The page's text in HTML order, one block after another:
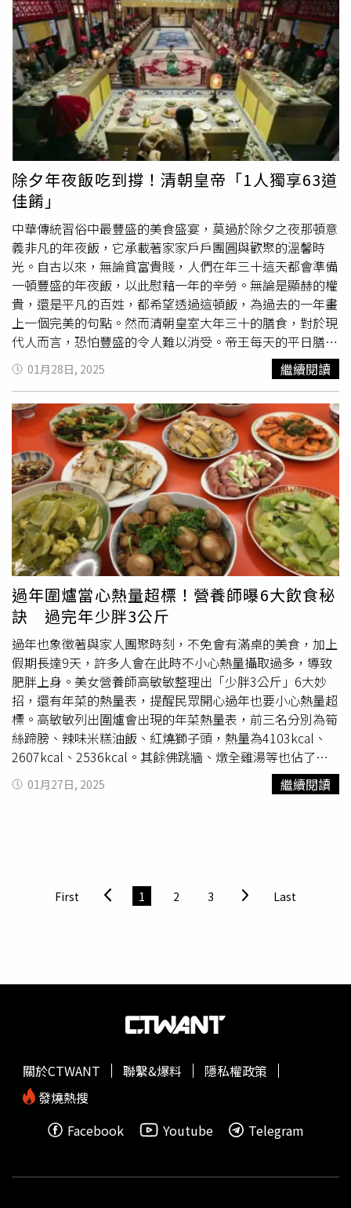
廚阿文共同研發「泰北坡肉」，融入南薑、香茅等香料，顛
覆大家對德州烤肉的傳統印象。軟嫩且有炒糖醬色的「煙燻
豬五花（西坡肉）」（左，400元）也做成「bark.Q控肉
飯」（200元）於台中洲際棒球場推出。（圖／bark.Q提
供）bark.Q黑皮德州煙燻燒烤首間實體門市進駐台中洲際棒
球場，針對賽事觀眾需求推出限定餐點。像是以煙燻牛板腱
製作的「嫩肩牛肉漢堡」，可選擇單層或雙層肉，價格落在
300～399元，是初開幕最受歡迎的品項；另外還有「手撕
豬肉漢堡」、以煙燻豬五花結合紅蔥豬油拌飯的「bark.Q控
肉飯」，以及混合煙燻牛板腱（週末提供牛前胸）、煙燻手
撕豬肉、煙燻豬五花、涼拌生菜、醃漬洋蔥、經典BBQ醬等
組成的「bark.Q肉盤」，小份550元、大份800元，還預計
隨機推出200元以內的隱藏特餐。此外，品牌也與台中「鹽
與胡椒餐館」、「Pan Slut」、台北「Bar PUN」等餐廳與
酒吧進行聯名活動，各種聯名商品預計先在線上販售、再於
餐廳推出，讓來自不同地方的客群都能品嘗得到。現點現
做、煎至五分熟的「波麗路超厚牛排三明治」，即日起於每
天14：30～17：00限定推出。（580元，圖／波麗路提
供）另外台北最老牌西餐廳「波麗路」近期也將東京、曼谷
的打卡美食潮流帶進台北，特製研發出「超厚牛排三明
治」，相較於東京、曼谷多使用牛肋條，波麗路選用的是牛
排最嫩的菲力部位。特別的是，波麗路自創立以來所有牛排
都是原肉自行切割，超厚牛排三明治特地以片狀堆疊，讓入
口時更容易咬斷，咬下去的瞬間便有肉汁在口中綻放，側剖
面將近5公分厚，單手拿起時可感受到沉甸甸的手感。此
外，三明治還搭配波麗路師傅親自熬製的芒果牛排醬，鹹香
中帶點微甜，此醬汁也是90年前讓波麗路一舉成名的獨門醬
汁，透過新舊創意融合帶來味蕾驚喜。 ※飲酒過量，有害
健康，未滿18歲請勿飲酒
以豬油等配料拌炒後，再與鹹鴨蛋黃、香菇、栗子等內餡包
料，以竹葉包覆成粽，共同放入籠內小火蒸數十分鐘，讓葉
香、海味精華與軟糯香黏的糯米飯完美結合，每組售價
2,180元(6入)，帶來味覺上回味無窮的豪奢享受。創意素粽
健康新食尚 驚豔餡料超滿足「羊肚菌群菇素粽」嚴選營養
豐富且珍貴的羊肚菌，輔搭香氣濃郁的多種上選菇類，如猴
頭菇、洋菇、鴻喜菇、美白菇，以及栗子、菜脯、黃金蟲草
等食材包入粽葉後，再佐以慢火熬煮使糯米充分吸收菌菇精
華，呈現出層次豐富的滋味鮮美，口感Q彈飽滿，每一口皆
體驗到大自然的純粹饗宴，每組售價1,780元(6入)，適合素
食者與追求健康美味的饕客品味。桂圓高粱完美入粽 香甜
微醺挑逗味蕾喜愛傳統甜粽的民眾，更不能錯過圓山飯店首
次推出的「桂圓高粱酒香粽」。揉合早期兒時的零嘴與在地
酒，內餡散發出龍眼乾的煙燻、甘醇甜香，和陳年高粱的濃
郁酒香，焦糖及酒韻緩緩滲透至糯米及粽葉之中，入口溫潤
滑順，帶有淡雅酒香與桂圓蜜香，微醺中層層堆疊出豐富食
感，每一口皆是對味蕾的極致挑逗。每組售價1,380元(6
入)。今年端午節，團圓大吉，圓山大飯店準備五款風味獨
特，創意臺味的端午禮粽；秉持在地食材優先及國宴主廚職
人精神，每一款都代表著對傳統文化的傳承與創新嘗試。體
貼民眾對不同口味的需求，提供四種粽禮組合，滿足每位饕
客的心和胃。即日起至4月30日預購並完成付款，享早鳥88
折優惠，單筆消費4組以上，免費提供一處冷凍宅配服務；
並同步開放線上訂購，4月25日開始提供現場取貨及配送。
不論體面送禮或親友享用，現在就下訂，立即感受圓山「粽
情用心」的幸福好滋味。
述，他的兩個孩子在擁擠的車廂走道上突然表示很想上廁
所，起初還能安撫他們「快到了」，但孩子們最終還是憋不
住並嚎啕大哭。呂醫師與妻子只好一人抱起一個孩子，穿越
擠滿乘客的車廂，他形容這段路程是「世界上最遙遠的距
離」。所幸，車廂內的乘客們展現了高度的同理心與互助精
神。呂醫師感動地表示，孩子的哭聲彷彿成了「警笛聲」，
走道上的乘客紛紛讓路，甚至主動幫忙移開大型行李，讓一
家人順利抵達廁所，化解了這場危機。針對春節期間常見的
塞車與尿急問題，呂謹亨醫師也提供了實用小妙招。他建議
民眾平時可在車上準備雨傘套或塑膠瓶，以備不時之需；女
性則可準備塑膠袋。雨傘套折疊後不佔空間，使用後綁緊即
可，既方便又衛生。呂醫師強調，長時間憋尿可能導致感
染、發炎、血尿，甚至膀胱受損，嚴重時還需就醫治療，呼
籲大家切勿輕忽。
除夕年夜飯吃到撐！清朝皇帝「1人獨享63道
佳餚」
中華傳統習俗中最豐盛的美食盛宴，莫過於除夕之夜那頓意
義非凡的年夜飯，它承載著家家戶戶團圓與歡聚的溫馨時
光。自古以來，無論貧富貴賤，人們在年三十這天都會準備
一頓豐盛的年夜飯，以此慰藉一年的辛勞。無論是顯赫的權
貴，還是平凡的百姓，都希望透過這頓飯，為過去的一年畫
上一個完美的句點。然而清朝皇室大年三十的膳食，對於現
代人而言，恐怕豐盛的令人難以消受。帝王每天的平日膳食
豐盛，包括二十二斤盤肉、五斤湯肉、一斤豬油、二隻羊、
五隻雞（其中三隻為當年新雞）及三隻鴨。至於大年三十這
豐盛異常，雞鴨羊豬熱鍋逾九品，小菜多樣，點心亦精緻分
類，肉品則以盤肉二桌、羊肉一桌為盛，此僅為帝一人之
享。其餘嬪妃膳食，則依品階各異，各有千秋。皇室團圓宴
分三幕，家宴前必有精緻甜點開胃。這些甜點依據皇上遠
近，層層遞進擺成九列，品類琳瑯滿目，總計一百零九種，
盡顯皇家氣派。各類食材琳瑯滿目，飛禽走獸、水族海鮮無
一不備，真可謂珍餒美味價值連城，然而這只是開場的前
奏，前菜已經如此豐盛。約莫申時三刻，帝王步入乾清宮，
嬪妃們依序入座，至此，這場家宴方緩緩拉開序幕，餐桌上
將陳列四道湯膳，主打鴨肉與羊肉之精華，輔以琳瑯滿目的
冷熱佳餚，皆以雞、鴨、羊及蛋類為尊，盡顯奢華風範，令
人嘆為觀止。酒宴緊接著湯宴之後，種類琳瑯滿目，逾四十
餘種，至此，三場團圓家宴逐一呈現，完美謝幕。根據統
計，清朝皇室家宴菜品琳瑯滿目，粗略估算逾150道，其中
肉蛋類佔據主導。從那些具體的菜名來看，宮廷顯然很喜歡
江南菜，例如燕窩清蒸鴨、鑲八寶鴨、燴蘋果雞、東坡肉、
麵筋燒鴨，都是典型的江浙菜，另外，燕窩糟筍燴鴨熱鍋、
燕窩鍋燒白鴨子蘇州熱鍋、燕窩紅白鴨南鮮熱鍋、蓮子八寶
鴨子熱鍋之類，則是採用蘇杭菜、揚州菜的配料，但改造成
適合北京皇宮冬日生活的形式，做成湯菜，放在帶支架的小
銀鍋裡，支架中間安有小酒缽，內盛白酒，點上火，為鍋內
而來自南方的食材很少，其中高檔貨只有燕窩。
01月28日, 2025 繼續閱讀
過年圍爐當心熱量超標！營養師曝6大飲食秘
訣 過完年少胖3公斤
過年也象徵著與家人團聚時刻，不免會有滿桌的美食，加上
假期長達9天，許多人會在此時不小心熱量攝取過多，導致
肥胖上身。美女營養師高敏敏整理出「少胖3公斤」6大妙
招，還有年菜的熱量表，提醒民眾開心過年也要小心熱量超
標。高敏敏列出圍爐會出現的年菜熱量表，前三名分別為筍
絲蹄膀、辣味米糕油飯、紅燒獅子頭，熱量為4103kcal、
2607kcal、2536kcal。其餘佛跳牆、燉全雞湯等也佔了
2532kcal、1683kcal。她建議大家，過年可以稍微放縱，
不能忘記健康的飲食的小撇步，也可以提前散步、騎單車運
東坡肉 、肥腸、獅子頭、臘肉、香腸換成鮮蝦、花枝、
魚、牛腱、雞肉、豬里肌。三.「蔬菜」要吃1.5個拳頭可以
飲品、乳製品把含糖飲料、汽水，換成無糖茶飲、水、鮮
天少於兩份酒精、女性一天少於一份酒精。
01月27日, 2025 繼續閱讀
First 1 2 3 Last
關於CTWANT 聯繫&爆料
隱私權政策
發燒熱搜
Facebook
Youtube Telegram